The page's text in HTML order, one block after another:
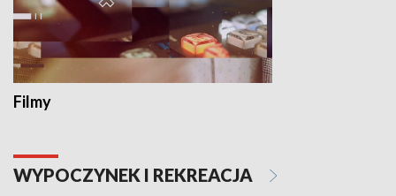
Filmy
WYPOCZYNEK I REKREACJA